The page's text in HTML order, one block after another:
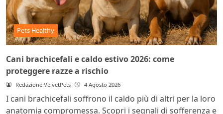
Pets Healthy
Cani brachicefali e caldo estivo 2026: come
proteggere razze a rischio
Redazione VelvetPets 4 Agosto 2026
I cani brachicefali soffrono il caldo più di altri per la loro
anatomia compromessa. Scopri i segnali di sofferenza e